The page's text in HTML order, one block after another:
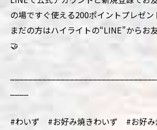
の場ですぐ使える200ポイントプレゼン
まだの方はハイライトの“LINE”からお
🤝
#わいず #お好み焼きわいず #お好